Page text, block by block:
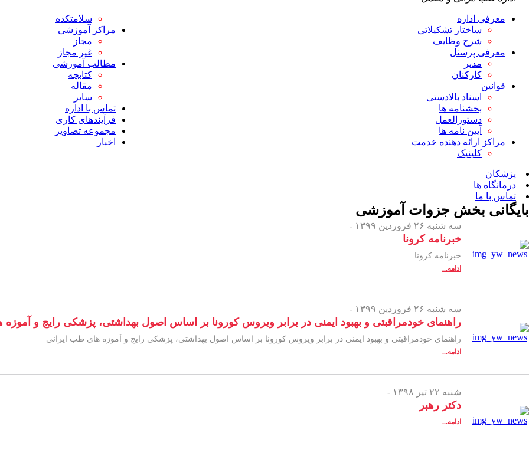
معرفی اداره
ساختار تشکیلاتی
شرح وظایف
معرفی پرسنل
مدیر
کارکنان
قوانین
اسناد بالادستی
بخشنامه ها
دستورالعمل
آیین نامه ها
مراکز ارائه دهنده خدمت
کلینیک
سلامتکده
مراکز آموزشی
مجاز
غیر مجاز
مطالب آموزشی
کتابچه
مقاله
سایر
تماس با اداره
فرآیندهای کاری
مجموعه تصاویر
اخبار
پزشکان
درمانگاه ها
تماس با ما
بایگانی بخش جزوات آموزشی
سه شنبه ۲۶ فروردین ۱۳۹۹ -
خبرنامه کرونا
خبرنامه کرونا
ادامه...
سه شنبه ۲۶ فروردین ۱۳۹۹ -
راهنمای خودمراقبتی و بهبود ایمنی در برابر ویروس کورونا بر اساس اصول بهداشتی، پزشکی رایج و
راهنمای خودمراقبتی و بهبود ایمنی در برابر ویروس کورونا بر اساس اصول بهداشتی، پزشکی رایج و آموزه های طب ایرانی
ادامه...
شنبه ۲۲ تیر ۱۳۹۸ -
دکتر رهبر
ادامه...